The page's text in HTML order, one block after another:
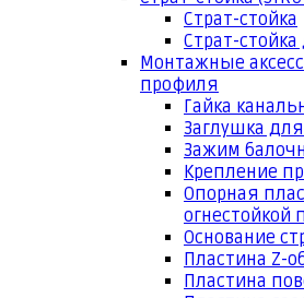
Страт-стойка
Страт-
Монтажные
профиля
Гайка
Заглушка
Зажим
Крепление
Опорная
огнестойкой
Основание
Пластина Z-
Пластина